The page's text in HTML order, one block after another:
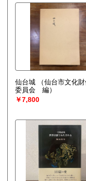
仙台城
（仙台市文化
委員会 編）
￥7,800